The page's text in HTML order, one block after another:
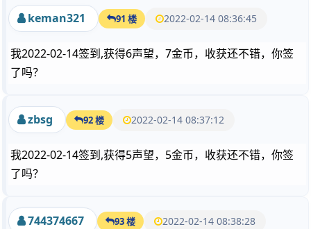
keman321 91 楼 2022-02-14 08:36:45
我2022-02-14签到,获得6声望，7金币，收获还不错，你签
了吗？
zbsg 92 楼 2022-02-14 08:37:12
我2022-02-14签到,获得5声望，5金币，收获还不错，你签
了吗？
744374667 93 楼 2022-02-14 08:38:28